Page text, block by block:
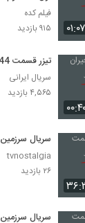
۰۱:۰۷
فیلم کده
۹۱۵ بازدید
تیزر قسمت 44 سریال جیران
سریال ایرانی
۴,۵۶۵ بازدید
سریال
tvnostalgia
۲۶ بازدید
سریال